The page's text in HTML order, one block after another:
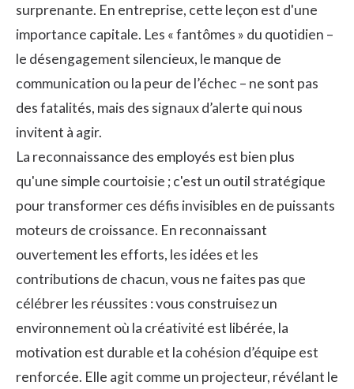
surprenante. En entreprise, cette leçon est d'une
importance capitale. Les « fantômes » du quotidien –
le désengagement silencieux, le manque de
communication ou la peur de l’échec – ne sont pas
des fatalités, mais des signaux d’alerte qui nous
invitent à agir.
La reconnaissance des employés est bien plus
qu'une simple courtoisie ; c'est un outil stratégique
pour transformer ces défis invisibles en de puissants
moteurs de croissance. En reconnaissant
ouvertement les efforts, les idées et les
contributions de chacun, vous ne faites pas que
célébrer les réussites : vous construisez un
environnement où la créativité est libérée, la
motivation est durable et la cohésion d’équipe est
renforcée. Elle agit comme un projecteur, révélant le